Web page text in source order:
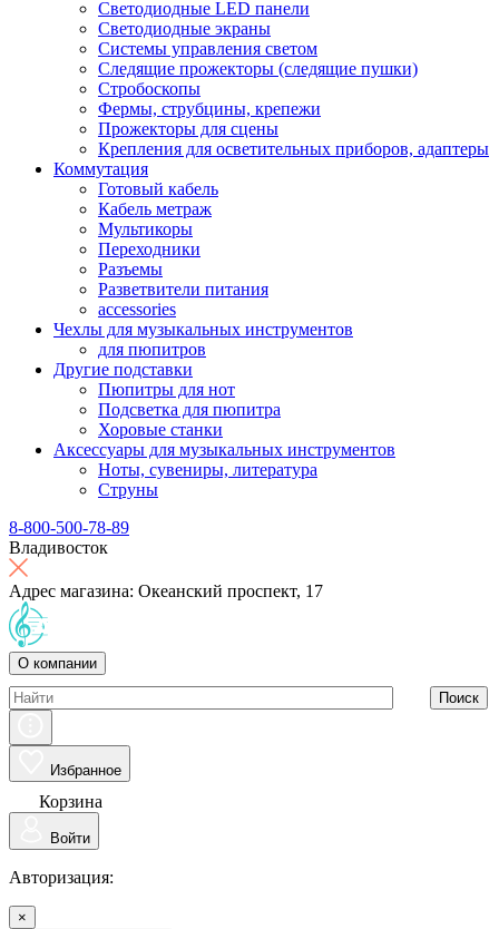
Светодиодные LED панели
Светодиодные экраны
Системы управления светом
Следящие прожекторы (следящие пушки)
Стробоскопы
Фермы, струбцины, крепежи
Прожекторы для сцены
Крепления для осветительных приборов, адаптеры
Коммутация
Готовый кабель
Кабель метраж
Мультикоры
Переходники
Разъемы
Разветвители питания
accessories
Чехлы для музыкальных инструментов
для пюпитров
Другие подставки
Пюпитры для нот
Подсветка для пюпитра
Хоровые станки
Аксессуары для музыкальных инструментов
Ноты, сувениры, литература
Струны
8-800-500-78-89
Владивосток
Адрес магазина: Океанский проспект, 17
О компании
Поиск
Избранное
Корзина
Войти
Авторизация:
×